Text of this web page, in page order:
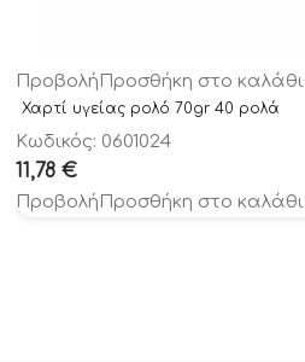
ΠροβολήΠροσθήκη στο καλάθι
Χαρτί υγείας ρολό 70gr 40 ρολά
Κωδικός: 0601024
11,78 €
ΠροβολήΠροσθήκη στο καλάθι